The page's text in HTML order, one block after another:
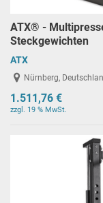
ATX® -
Steckgewichten
ATX
Nürnberg,
1.511,76 €
zzgl. 19 % MwSt.